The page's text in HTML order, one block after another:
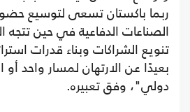
ربما باكستان تسعى لتوسيع
الصناعات الدفاعية في حين تتجه
تنويع الشراكات وبناء قدرات
بعيدًا عن الارتهان لمسار واحد
دولي"، وفق تعبيره.